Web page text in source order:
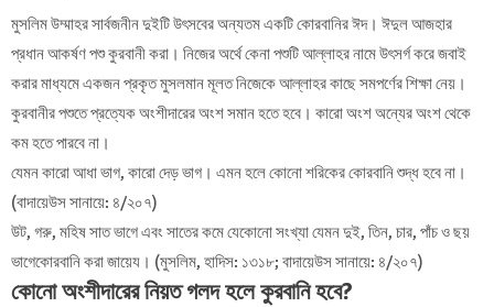
মুসলিমউম্মাহর সার্বজনীন দুইটি উৎসবের অন্যতম একটি কোরবানির ঈদ। ঈদুল আজহার
প্রধান আকর্ষণ পশু কুরবানী করা। নিজের অর্থে কেনা পশুটি আল্লাহর নামে উৎসর্গ করে জবাই
করার মাধ্যমে একজন প্রকৃত মুসলমান মূলত নিজেকে আল্লাহর কাছে সমপর্ণের শিক্ষা নেয়।
কুরবানীর পশুতে প্রত্যেক অংশীদারের অংশ সমান হতে হবে। কারো অংশ অন্যের অংশ থেকে
কম হতে পারবে না।
যেমন কারো আধা ভাগ, কারো দেড় ভাগ। এমন হলে কোনো শরিকের কোরবানি শুদ্ধ হবে না।
(বাদায়েউস সানায়ে: ৪/২০৭)
উট, গরু, মহিষ সাত ভাগে এবং সাতের কমে যেকোনো সংখ্যা যেমন দুই, তিন, চার, পাঁচ ও ছয়
ভাগেকোরবানি করা জায়েয। (মুসলিম, হাদিস: ১৩১৮; বাদায়েউস সানায়ে: ৪/২০৭)
কোনো অংশীদারের নিয়ত গলদ হলে কুরবানি হবে?